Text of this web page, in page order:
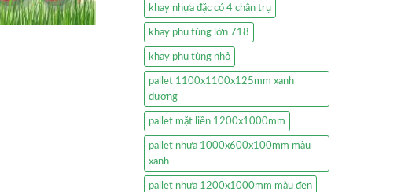
khay nhựa đặc có 4 chân trụ
khay phụ tùng lớn 718
khay phụ tùng nhỏ
pallet 1100x1100x125mm xanh
dương
pallet mặt liền 1200x1000mm
pallet nhựa 1000x600x100mm màu
xanh
pallet nhựa 1200x1000mm màu đen